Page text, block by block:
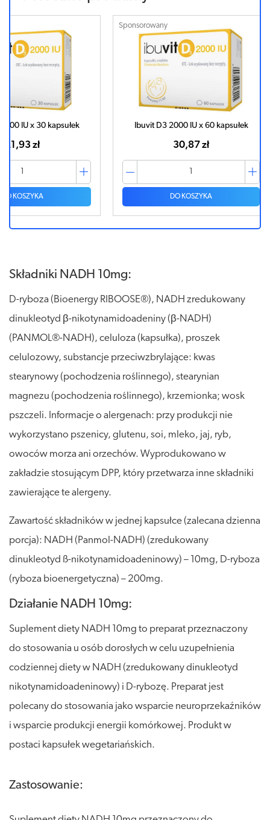
Ibuvit D3 2000 IU x 60 kapsułek Ibuvit
Składniki NADH 10mg:
D-ryboza (Bioenergy RIBOOSE®), NADH zredukowany
dinukleotyd β-nikotynamidoadeniny (β-NADH)
(PANMOL®-NADH), celuloza (kapsułka), proszek
celulozowy, substancje przeciwzbrylające: kwas
stearynowy (pochodzenia roślinnego), stearynian
magnezu (pochodzenia roślinnego), krzemionka; wosk
pszczeli. Informacje o alergenach: przy produkcji nie
wykorzystano pszenicy, glutenu, soi, mleko, jaj, ryb,
owoców morza ani orzechów. Wyprodukowano w
zakładzie stosującym DPP, który przetwarza inne składniki
zawierające te alergeny.
Zawartość składników w jednej kapsułce (zalecana dzienna
porcja): NADH (Panmol-NADH) (zredukowany
dinukleotyd ß-nikotynamidoadeninowy) – 10mg, D-ryboza
(ryboza bioenergetyczna) – 200mg.
Działanie NADH 10mg:
Suplement diety NADH 10mg to preparat przeznaczony
do stosowania u osób dorosłych w celu uzupełnienia
codziennej diety w NADH (zredukowany dinukleotyd
nikotynamidoadeninowy) i D-rybozę. Preparat jest
polecany do stosowania jako wsparcie neuroprzekaźników
i wsparcie produkcji energii komórkowej. Produkt w
postaci kapsułek wegetariańskich.
Zastosowanie: